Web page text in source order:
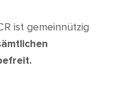
ist gemeinnützig